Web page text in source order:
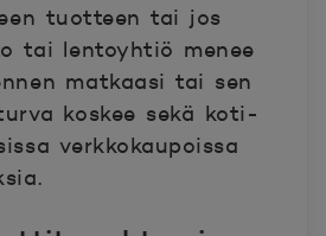
tuotteen tai jos
tai lentoyhtiö menee
matkaasi tai sen
koskee sekä koti-
verkkokaupoissa